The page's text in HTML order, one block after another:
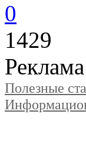
0
1429
Реклама
Полезные